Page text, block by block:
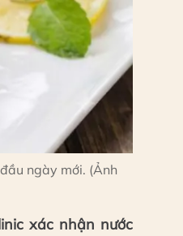
ngày mới. (Ảnh
xác nhận nước